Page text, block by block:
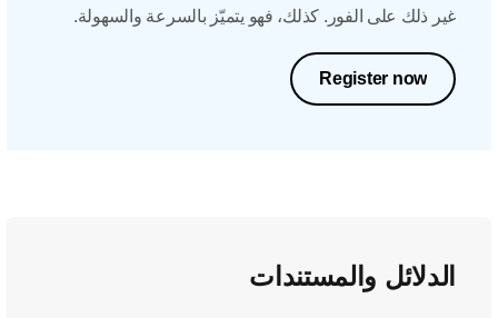
غير ذلك على الفور. كذلك، فهو يتميّز بالسرعة والسهولة.
Register now
الدلائل والمستندات